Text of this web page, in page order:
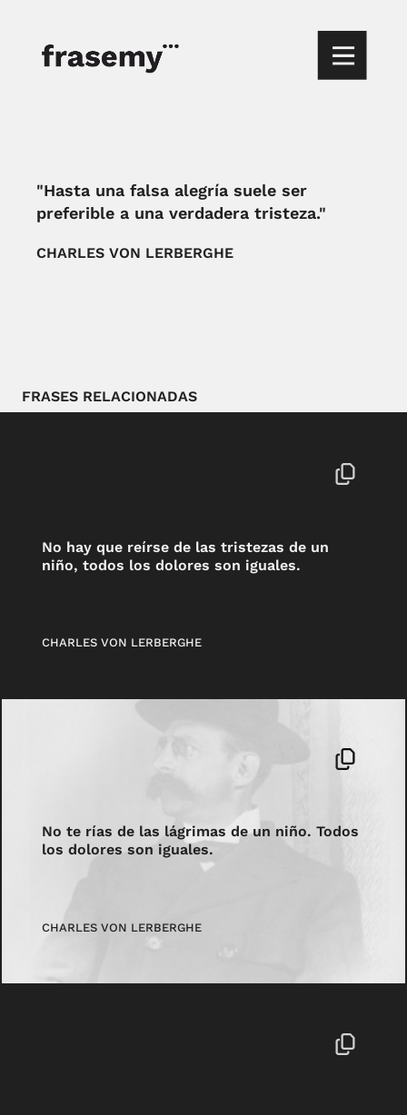
"Hasta una falsa alegría suele ser
preferible a una verdadera tristeza."
CHARLES VON LERBERGHE
FRASES RELACIONADAS
No hay que reírse de las tristezas de un
niño, todos los dolores son iguales.
CHARLES VON LERBERGHE
No te rías de las lágrimas de un niño. Todos
los dolores son iguales.
CHARLES VON LERBERGHE